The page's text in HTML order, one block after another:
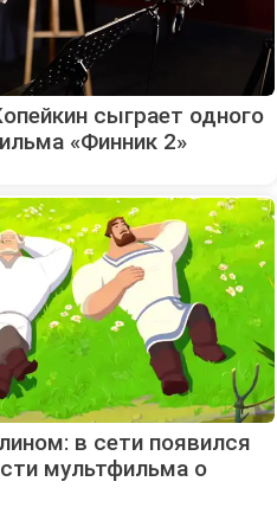
сыграет одного
«Финник 2»
в сети появился
мультфильма о